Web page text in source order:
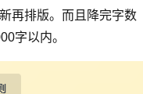
再排版。而且降完字数
字以内。